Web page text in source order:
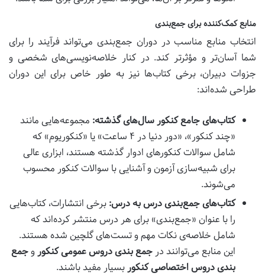
منابع کمک‌کننده برای جمع‌بندی
انتخاب منابع مناسب در دوران جمع‌بندی می‌تواند فرآیند را برای
شما آسان‌تر و مؤثرتر کند. در کنار خلاصه‌نویسی‌های شخصی و
جزوات دبیران، برخی کتاب‌ها نیز به طور خاص برای این دوران
طراحی شده‌اند:
کتاب‌های جامع کنکور سال‌های گذشته: مجموعه‌هایی مانند
«چند کنکور»، «دور دنیا در ۴ ساعت» یا «کنکوریوم» که
شامل سوالات کنکورهای ادوار گذشته هستند، ابزاری عالی
برای شبیه‌سازی آزمون و آشنایی با سوالات کنکور محسوب
می‌شوند.
کتاب‌های جمع‌بندی درس به درس: برخی انتشارات، کتاب‌هایی
را با عنوان «جمع‌بندی» برای هر درس منتشر کرده‌اند که
شامل خلاصه‌ی نکات مهم و تست‌های گلچین شده هستند.
این منابع می‌توانند در جمع بندی دروس عمومی کنکوروجمع
بندی دروس اختصاصی کنکوربسیار مفید باشند.